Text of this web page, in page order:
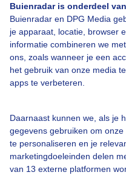
Buienradar is onderdeel
Buienradar en DPG Media
je apparaat, locatie, browser
informatie combineren we
ons, zoals wanneer je een
het gebruik van onze media
apps te verbeteren.
Daarnaast kunnen we, als je
gegevens gebruiken om
te personaliseren en je
marketingdoeleinden delen
van 13 externe platformen
Bekijk slideshow
Een